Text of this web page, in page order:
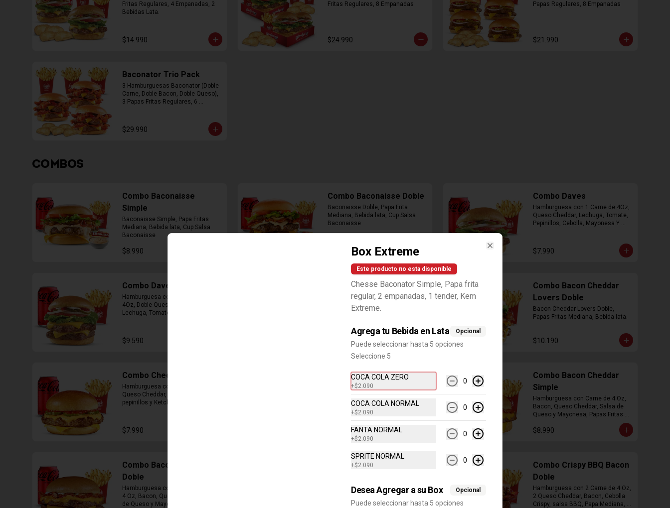
Fritas Regulares, 4 Empanadas, 2
Bebidas Lata.
$14.990
Fritas Regulares, 8 Empanadas
$24.990
Papas Regulares, 8 Empanadas
$21.990
Baconator Trio Pack
3 Hamburguesas Baconator (Doble
Carne, Doble Bacon, Doble Queso),
3 Papas Fritas Regulares, 6
$29.990
COMBOS
Combo Baconaisse
Simple
Baconaisse Simple, Papa Fritas
Mediana, Bebida lata, Cup Salsa
Baconaisse
$8.990
Combo Baconaisse Doble
Baconaisse Doble, Papa Frita
Mediana, Bebida lata, Cup Salsa
Baconaisse
Combo Daves
Hamburguesa con 1 Carne de 4Oz,
Queso Cheddar, Lechuga, Tomate,
Pepinillos, Cebolla, Mayonesa Y
$7.990
Combo Daves Doble
Hamburguesa con Doble Carne de
4Oz, Doble Queso Cheddar,
Lechuga, Tomate, Pepinillos,
$9.590
Combo Bacon Cheddar
Lovers
Bacon Cheddar Lovers, Papas
Combo Bacon Cheddar
Lovers Doble
Bacon Cheddar Lovers Doble,
Papas Fritas Mediana, Bebida lata.
$10.190
Combo Cheddar Melt
Hamburguesa con 1 Carne de 4 Oz,
Queso Cheddar, Salsa de Queso,
pepinillos y Ketchup, Papas Fritas
$7.990
Combo Cheddar Melt
4 Oz, Doble Queso Cheddar, Salsa
de Queso, pepinillos y Ketchup,
Papas Fritas Mediana, Bebida Lata
Combo Bacon Cheddar
Simple
Hamburguesa con Carne de 4 Oz,
Bacon, Queso Cheddar, Salsa de
Queso y Mayonesa, Papas Fritas
$8.990
Combo Bacon Cheddar
Doble
Hamburguesa con Doble Carne de
4 Oz, Bacon, Queso Cheddar, Salsa
de Queso y Mayonesa, Papas Fritas
Combo Crispy BBQ Bacon
Crispy, Salsa BBQ, Papa Fritas
Mediana, Bebida en Lata
Combo Crispy BBQ Bacon
Doble
Hamburguesa con 2 Carne de 4 Oz,
2 Queso Cheddar, Bacon, Cebolla
Crispy, salsa BBQ, Papa Mediana,
Box Extreme
Este producto no esta disponible
Chesse Baconator Simple, Papa frita
regular, 2 empanadas, 1 tender, Kem
Extreme.
Agrega tu Bebida en Lata Opcional
Puede seleccionar hasta 5 opciones
Seleccione 5
COCA COLA ZERO
+$2.090
0
COCA COLA NORMAL
+$2.090
0
FANTA NORMAL
+$2.090
0
SPRITE NORMAL
+$2.090
0
Desea Agregar a su Box Opcional
Puede seleccionar hasta 5 opciones
Close